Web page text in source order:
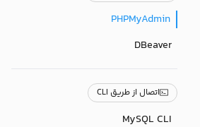
PHPMyAdmin
DBeaver
اتصال از طریق CLI
MySQL CLI